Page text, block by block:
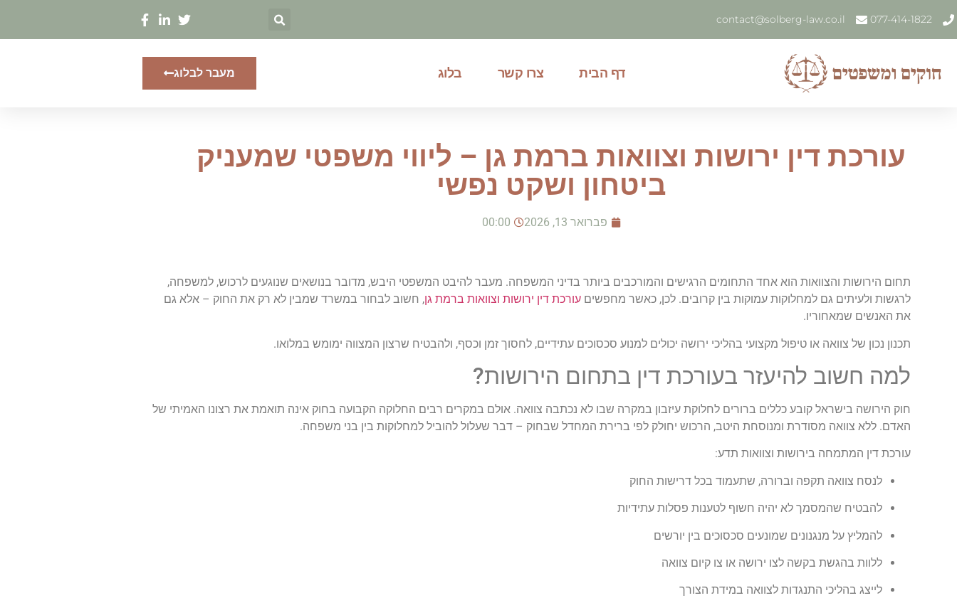
077-414-1822
contact@solberg-law.co.il
דף הבית צרו קשר בלוג מעבר לבלוג
עורכת דין ירושות וצוואות ברמת גן – ליווי משפטי שמעניק
ביטחון ושקט נפשי
פברואר 13, 2026 00:00
תחום הירושות והצוואות הוא אחד התחומים הרגישים והמורכבים ביותר בדיני המשפחה. מעבר להיבט המשפטי היבש, מדובר בנושאים שנוגעים לרכוש, למשפחה,
לרגשות ולעיתים גם למחלוקות עמוקות בין קרובים. לכן, כאשר מחפשים עורכת דין ירושות וצוואות ברמת גן, חשוב לבחור במשרד שמבין לא רק את החוק – אלא גם
את האנשים שמאחוריו.
תכנון נכון של צוואה או טיפול מקצועי בהליכי ירושה יכולים למנוע סכסוכים עתידיים, לחסוך זמן וכסף, ולהבטיח שרצון המצווה ימומש במלואו.
למה חשוב להיעזר בעורכת דין בתחום הירושות?
חוק הירושה בישראל קובע כללים ברורים לחלוקת עיזבון במקרה שבו לא נכתבה צוואה. אולם במקרים רבים החלוקה הקבועה בחוק אינה תואמת את רצונו האמיתי של
האדם. ללא צוואה מסודרת ומנוסחת היטב, הרכוש יחולק לפי ברירת המחדל שבחוק – דבר שעלול להוביל למחלוקות בין בני משפחה.
עורכת דין המתמחה בירושות וצוואות תדע:
לנסח צוואה תקפה וברורה, שתעמוד בכל דרישות החוק
להבטיח שהמסמך לא יהיה חשוף לטענות פסלות עתידיות
להמליץ על מנגנונים שמונעים סכסוכים בין יורשים
ללוות בהגשת בקשה לצו ירושה או צו קיום צוואה
לייצג בהליכי התנגדות לצוואה במידת הצורך